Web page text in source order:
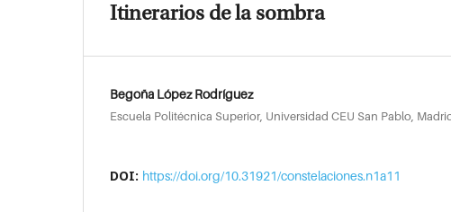
Itinerarios de la sombra
Begoña López Rodríguez
Escuela Politécnica Superior, Universidad CEU San Pablo,
DOI: https://doi.org/10.31921/constelaciones.n1a11